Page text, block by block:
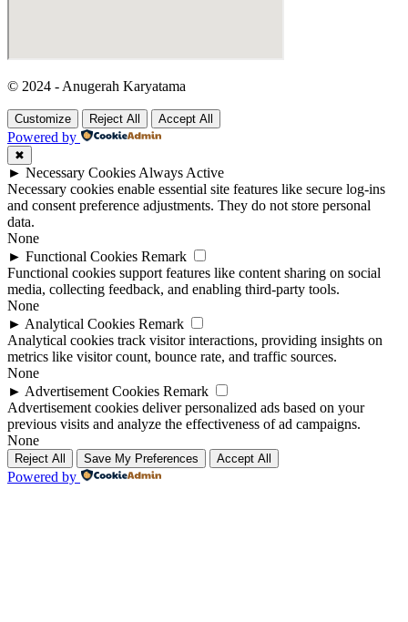
© 2024 - Anugerah Karyatama
Customize Reject All Accept All
Powered by
✖
► Necessary Cookies Always Active
Necessary cookies enable essential site features like secure log-ins
and consent preference adjustments. They do not store personal
data.
None
► Functional Cookies Remark
Functional cookies support features like content sharing on social
media, collecting feedback, and enabling third-party tools.
None
► Analytical Cookies Remark
Analytical cookies track visitor interactions, providing insights on
metrics like visitor count, bounce rate, and traffic sources.
None
► Advertisement Cookies Remark
Advertisement cookies deliver personalized ads based on your
previous visits and analyze the effectiveness of ad campaigns.
None
Reject All Save My Preferences Accept All
Powered by